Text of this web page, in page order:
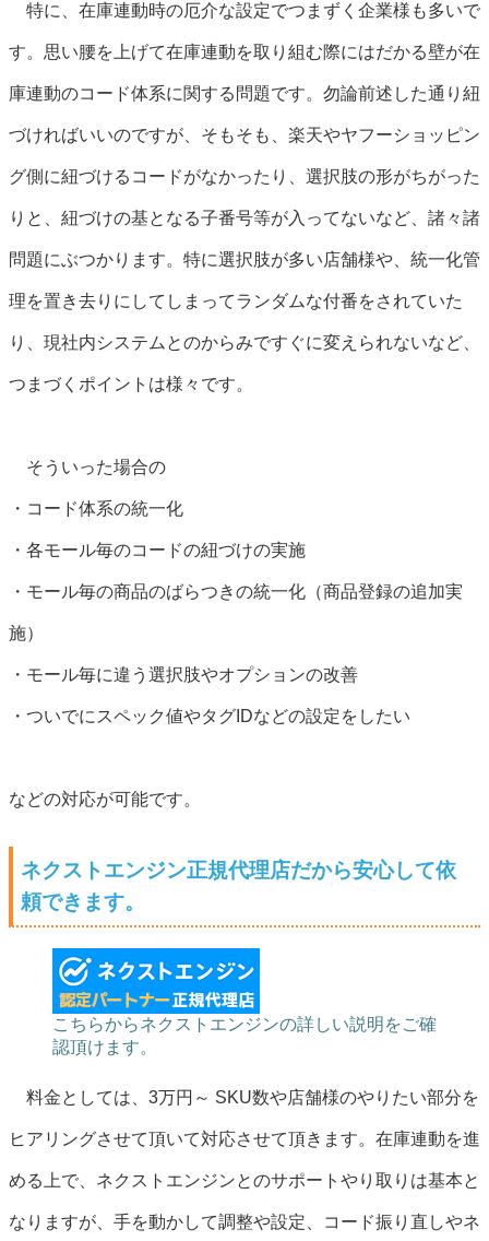
特に、在庫連動時の厄介な設定でつまずく企業様も多いで
す。思い腰を上げて在庫連動を取り組む際にはだかる壁が在
庫連動のコード体系に関する問題です。勿論前述した通り紐
づければいいのですが、そもそも、楽天やヤフーショッピン
グ側に紐づけるコードがなかったり、選択肢の形がちがった
りと、紐づけの基となる子番号等が入ってないなど、諸々諸
問題にぶつかります。特に選択肢が多い店舗様や、統一化管
理を置き去りにしてしまってランダムな付番をされていた
り、現社内システムとのからみですぐに変えられないなど、
つまづくポイントは様々です。
そういった場合の
・コード体系の統一化
・各モール毎のコードの紐づけの実施
・モール毎の商品のばらつきの統一化（商品登録の追加実
施）
・モール毎に違う選択肢やオプションの改善
・ついでにスペック値やタグIDなどの設定をしたい
などの対応が可能です。
ネクストエンジン正規代理店だから安心して依
頼できます。
こちらからネクストエンジンの詳しい説明をご確
認頂けます。
料金としては、3万円～ SKU数や店舗様のやりたい部分を
ヒアリングさせて頂いて対応させて頂きます。在庫連動を進
める上で、ネクストエンジンとのサポートやり取りは基本と
なりますが、手を動かして調整や設定、コード振り直しやネ